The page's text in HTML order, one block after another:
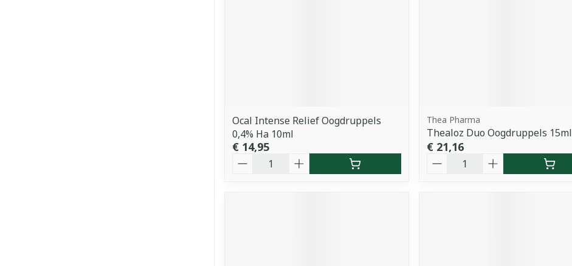
Ocal Intense Relief Oogdruppels
0,4% Ha 10ml
€ 14,95
Thea Pharma
Thealoz Duo Oogdruppels 15ml
€ 21,16